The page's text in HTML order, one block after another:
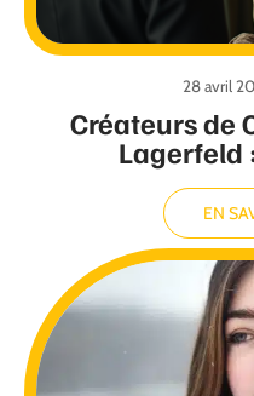
Créateurs de
Lagerfeld
28 avril
EN